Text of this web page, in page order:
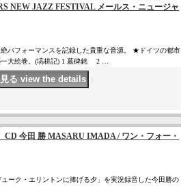
NEW JAZZ FESTIVAL メールス・ニュージャ
パフォーマンスを記録した貴重な音源。 ★ドイツの都市
一大絵巻。(塙耕記) 1 墓碑銘 2 …
CD 今田 勝 MASARU IMADA / ワン・フォー・
ーク・エリントンに捧げる夕」を実況録音した今田勝の